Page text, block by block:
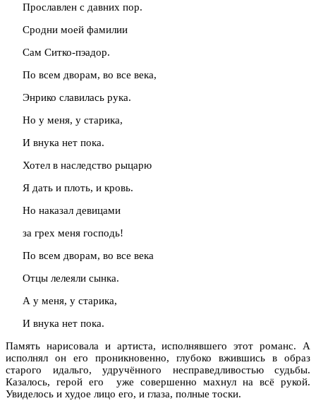
Прославлен с давних пор.
Сродни моей фамилии
Сам Ситко-пэадор.
По всем дворам, во все века,
Энрико славилась рука.
Но у меня, у старика,
И внука нет пока.
Хотел в наследство рыцарю
Я дать и плоть, и кровь.
Но наказал девицами
за грех меня господь!
По всем дворам, во все века
Отцы лелеяли сынка.
А у меня, у старика,
И внука нет пока.
Память нарисовала и артиста, исполнявшего этот романс. А
исполнял он его проникновенно, глубоко вжившись в образ
старого идальго, удручённого несправедливостью судьбы.
Казалось, герой его уже совершенно махнул на всё рукой.
Увиделось и худое лицо его, и глаза, полные тоски.